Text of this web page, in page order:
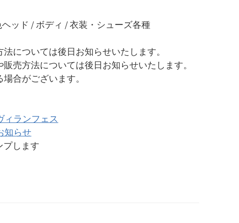
ッド / ボディ / 衣装・シューズ各種
については後日お知らせいたします。
売方法については後日お知らせいたします。
合がございます。
ィランフェス
知らせ
プします